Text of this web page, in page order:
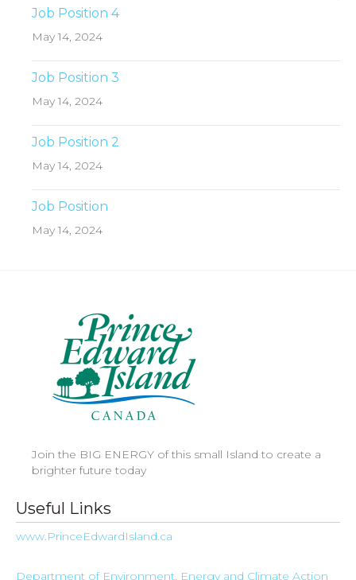
Job Position 4
May 14, 2024
Job Position 3
May 14, 2024
Job Position 2
May 14, 2024
Job Position
May 14, 2024
Join the BIG ENERGY of this small Island to create a
brighter future today
Useful Links
www.PrinceEdwardIsland.ca
Department of Environment, Energy and Climate Action